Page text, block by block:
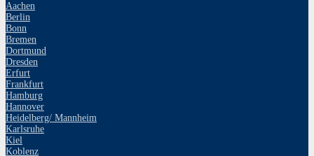
Aachen
Berlin
Bonn
Bremen
Dortmund
Dresden
Erfurt
Frankfurt
Hamburg
Hannover
Heidelberg/ Mannheim
Karlsruhe
Kiel
Koblenz